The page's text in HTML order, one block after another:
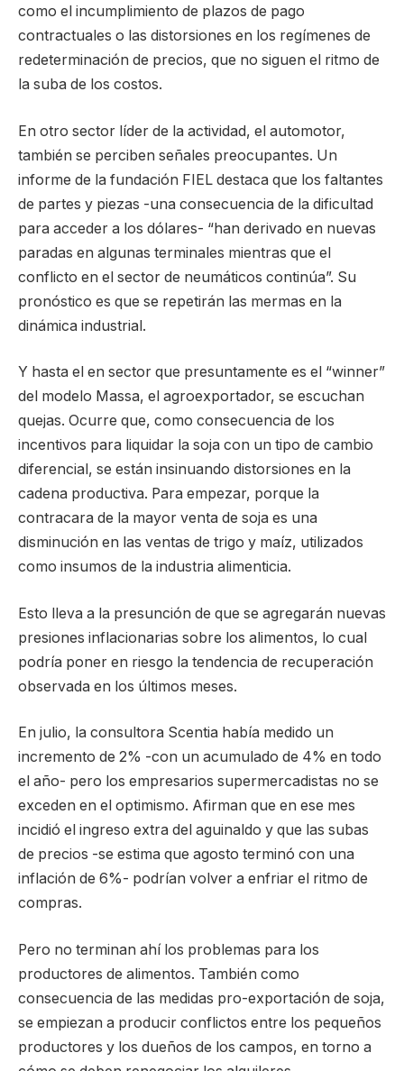
como el incumplimiento de plazos de pago
contractuales o las distorsiones en los regímenes de
redeterminación de precios, que no siguen el ritmo de
la suba de los costos.
En otro sector líder de la actividad, el automotor,
también se perciben señales preocupantes. Un
informe de la fundación FIEL destaca que los faltantes
de partes y piezas -una consecuencia de la dificultad
para acceder a los dólares- “han derivado en nuevas
paradas en algunas terminales mientras que el
conflicto en el sector de neumáticos continúa”. Su
pronóstico es que se repetirán las mermas en la
dinámica industrial.
Y hasta el en sector que presuntamente es el “winner”
del modelo Massa, el agroexportador, se escuchan
quejas. Ocurre que, como consecuencia de los
incentivos para liquidar la soja con un tipo de cambio
diferencial, se están insinuando distorsiones en la
cadena productiva. Para empezar, porque la
contracara de la mayor venta de soja es una
disminución en las ventas de trigo y maíz, utilizados
como insumos de la industria alimenticia.
Esto lleva a la presunción de que se agregarán nuevas
presiones inflacionarias sobre los alimentos, lo cual
podría poner en riesgo la tendencia de recuperación
observada en los últimos meses.
En julio, la consultora Scentia había medido un
incremento de 2% -con un acumulado de 4% en todo
el año- pero los empresarios supermercadistas no se
exceden en el optimismo. Afirman que en ese mes
incidió el ingreso extra del aguinaldo y que las subas
de precios -se estima que agosto terminó con una
inflación de 6%- podrían volver a enfriar el ritmo de
compras.
Pero no terminan ahí los problemas para los
productores de alimentos. También como
consecuencia de las medidas pro-exportación de soja,
se empiezan a producir conflictos entre los pequeños
productores y los dueños de los campos, en torno a